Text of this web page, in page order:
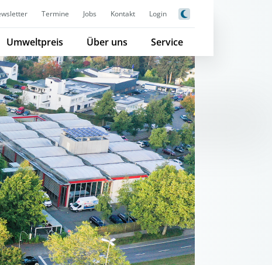
Termine Jobs Kontakt Login
Umweltpreis Über uns Service